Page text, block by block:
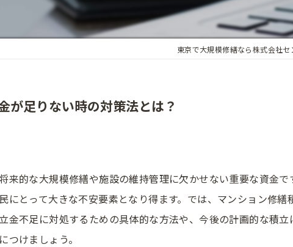
東京で大規模修繕なら株式会社セ
が足りない時の対策法とは？
来的な大規模修繕や施設の維持管理に欠かせない重要な資金
にとって大きな不安要素となり得ます。では、マンション修
金不足に対処するための具体的な方法や、今後の計画的な積
つけましょう。